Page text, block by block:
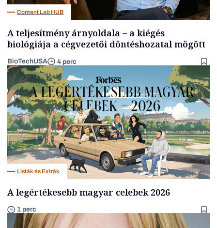
Content Lab HUB
A teljesítmény árnyoldala – a kiégés
biológiája a cégvezetői döntéshozatal mögött
BioTechUSA 4 perc
Listák és Extrák
A legértékesebb magyar celebek 2026
1 perc